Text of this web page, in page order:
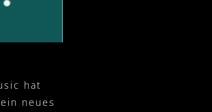
hat
neues